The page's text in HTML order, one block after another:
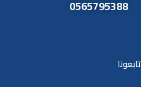
0565795388
تابعونا